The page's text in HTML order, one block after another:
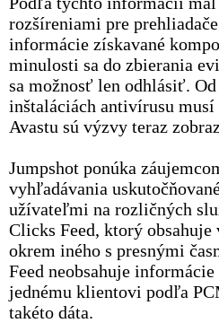
rozšíreniami pre
informácie získavané
minulosti sa do zbierania
sa možnosť len odhlásiť.
inštaláciách antivírusu
Avastu sú výzvy teraz
Jumpshot ponúka
vyhľadávania
užívateľmi na rozličných
Clicks Feed, ktorý
okrem iného s presnými
Feed neobsahuje
jednému klientovi podľa
takéto dáta.